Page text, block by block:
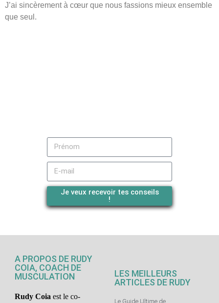
J’ai sincèrement à cœur que nous fassions mieux ensemble
que seul.
Je veux recevoir tes conseils
!
A PROPOS DE RUDY
COIA, COACH DE
MUSCULATION
Rudy Coia est le co-
LES MEILLEURS
ARTICLES DE RUDY
Le Guide Ultime de